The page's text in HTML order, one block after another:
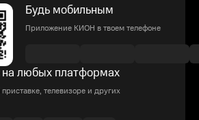
Будь мобильным
Приложение КИОН в твоем телефоне
на любых платформах
телевизоре и других